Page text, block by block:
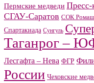
Пермские медведи
СГАУ-Саратов СОК
Спартакиада Сунгуль
Таганрог –
Лесгафта – Нева ФГР
России Чеховские